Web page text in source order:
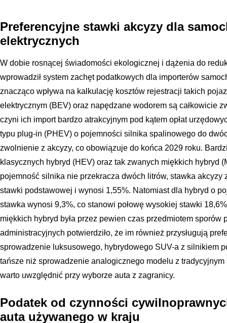
Preferencyjne stawki akcyzy dla
elektrycznych
W dobie rosnącej świadomości ekologicznej i dążenia do
wprowadził system zachęt podatkowych dla importerów
znacząco wpływa na kalkulację kosztów rejestracji takich
elektrycznym (BEV) oraz napędzane wodorem są całkowicie
czyni ich import bardzo atrakcyjnym pod kątem opłat
typu plug-in (PHEV) o pojemności silnika spalinowego do
zwolnienie z akcyzy, co obowiązuje do końca 2029 roku.
klasycznych hybryd (HEV) oraz tak zwanych miękkich hybryd
pojemność silnika nie przekracza dwóch litrów, stawka akcyzy
stawki podstawowej i wynosi 1,55%. Natomiast dla hybryd o
stawka wynosi 9,3%, co stanowi połowę wysokiej stawki
miękkich hybryd była przez pewien czas przedmiotem
administracyjnych potwierdziło, że im również przysługują
sprowadzenie luksusowego, hybrydowego SUV-a z silnikiem
tańsze niż sprowadzenie analogicznego modelu z
warto uwzględnić przy wyborze auta z zagranicy.
Podatek od czynności
auta używanego w kraju